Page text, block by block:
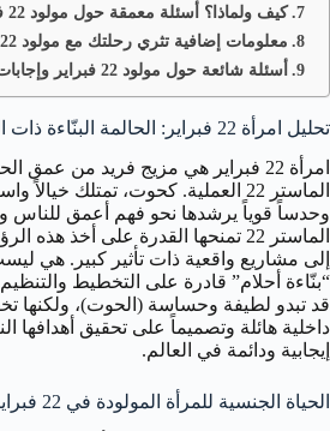
كيف ولماذا؟ أسئلة معمقة حول مولود 22 فبراير
معلومات إضافية تثري رحلتك مع مولود 22 فبراير
أسئلة شائعة حول مولود 22 فبراير وإجابات الاختبار ❓
تحليل امرأة 22 فبراير: الحالمة البنّاءة ذات التأثير الكبير
امرأة 22 فبراير هي مزيج فريد من
الماستر 22 العملية. كحوت، تمتلك
وحدساً قوياً يرشدها نحو فهم أعمق للناس
الماستر 22 تمنحها القدرة على أخذ هذه
إلى مشاريع واقعية ذات تأثير كبير. هي
“بنّاءة أحلام” قادرة على التخطيط
قد تبدو لطيفة وحساسة (الحوت)، ولكنها
داخلية هائلة وتصميماً على تحقيق أهدافها
إيجابية ودائمة في العالم.
الحياة الجنسية للمرأة المولودة في 22 فبراير